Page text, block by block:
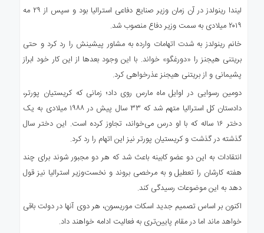
لیندا رینولدز در آن زمان وزیر صنایع دفاعی استرالیا بود و سپس از ۲۹ مه
۲۰۱۹ میلادی به سمت وزیر دفاع منصوب شد.
خانم رینولدز به شدت اتهامات وارده به مشاور پیشینش را رد کرد و حتی
بریتنی هیجنز را «دورغگو» خواند. با این وجود بعدها از این کار خود ابراز
پشیمانی و از بریتنی هیجنز عذرخواهی کرد.
دومین رسوایی در اوایل ماه مارس روی داد؛ زمانی که کریستیان پورتر،
دادستان کل استرالیا متهم شد که ۳۳ سال پیش در ۱۹۸۸ میلادی به یک
دختر ۱۶ ساله که با او درس می‌خواند، تجاوز کرده است. این دختر سال
گذشته در گذشت و کریستیان پورتر نیز این اتهام را رد کرد.
انتقادات به این دو عضو کابینه باعث شد که هر دو مجبور شوند برای چند
هفته کارشان را تعطیل و به مرخصی بروند و نخست‌وزیر استرالیا نیز قول
دهد به این موضوعات رسیدگی کند.
اکنون بر اساس تصمیم جدید اسکات موریسون، هر دوی آنها در دولت باقی
خواهد ماند اما در مقام پایین‌تری به فعالیت ادامه خواهند داد.